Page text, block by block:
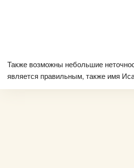
Также возможны небольшие
является правильным, также имя